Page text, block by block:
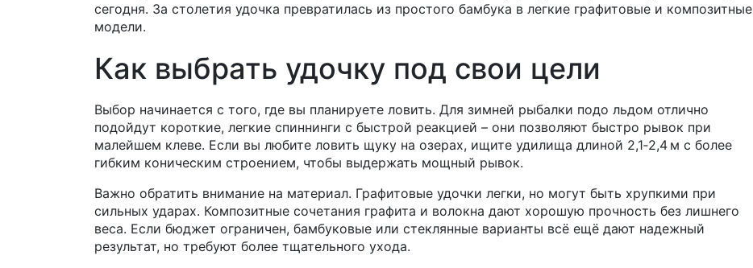
сегодня. За столетия удочка превратилась из простого бамбука в легкие графитовые и композитные
модели.
Как выбрать удочку под свои цели
Выбор начинается с того, где вы планируете ловить. Для зимней рыбалки подо льдом отлично
подойдут короткие, легкие спиннинги с быстрой реакцией – они позволяют быстро рывок при
малейшем клеве. Если вы любите ловить щуку на озерах, ищите удилища длиной 2,1‑2,4 м с более
гибким коническим строением, чтобы выдержать мощный рывок.
Важно обратить внимание на материал. Графитовые удочки легки, но могут быть хрупкими при
сильных ударах. Композитные сочетания графита и волокна дают хорошую прочность без лишнего
веса. Если бюджет ограничен, бамбуковые или стеклянные варианты всё ещё дают надежный
результат, но требуют более тщательного ухода.